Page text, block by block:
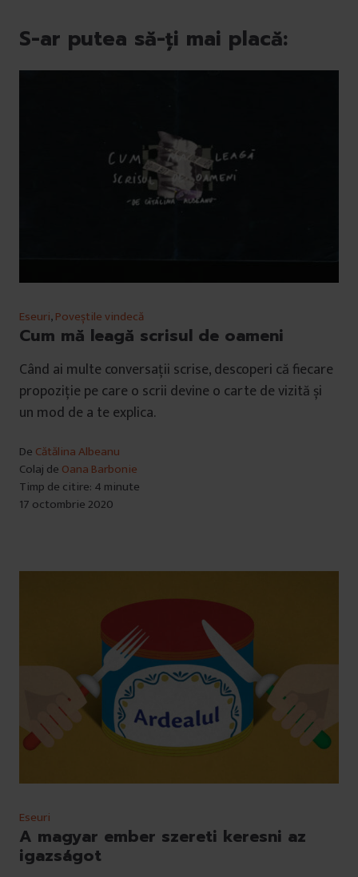
S-ar putea să-ți mai placă:
Eseuri,Poveștile vindecă
Cum mă leagă scrisul de oameni
Când ai multe conversații scrise, descoperi că fiecare
propoziție pe care o scrii devine o carte de vizită și
un mod de a te explica.
De Cătălina Albeanu
Colaj de Oana Barbonie
Timp de citire: 4 minute
17 octombrie 2020
Eseuri
A magyar ember szereti keresni az
igazságot